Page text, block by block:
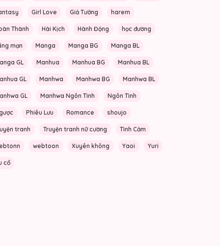
Girl Love Giả Tưởng harem
Thành Hài Kịch Hành Động học đường
mạn Manga Manga BG Manga BL
GL Manhua Manhua BG Manhua BL
GL Manhwa Manhwa BG Manhwa BL
GL Manhwa Ngôn Tình Ngôn Tình
Phiêu Lưu Romance shoujo
tranh Truyện tranh nữ cường Tình Cảm
webtoon Xuyên không Yaoi Yuri
cổ